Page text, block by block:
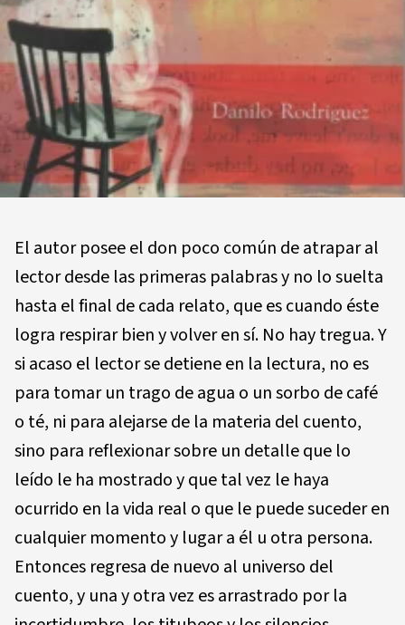
El autor posee el don poco común de atrapar al
lector desde las primeras palabras y no lo suelta
hasta el final de cada relato, que es cuando éste
logra respirar bien y volver en sí. No hay tregua. Y
si acaso el lector se detiene en la lectura, no es
para tomar un trago de agua o un sorbo de café
o té, ni para alejarse de la materia del cuento,
sino para reflexionar sobre un detalle que lo
leído le ha mostrado y que tal vez le haya
ocurrido en la vida real o que le puede suceder en
cualquier momento y lugar a él u otra persona.
Entonces regresa de nuevo al universo del
cuento, y una y otra vez es arrastrado por la